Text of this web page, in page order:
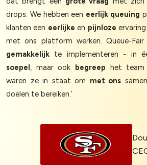
drops. We hebben een eerlijk queuing
klanten een eerlijke en pijnloze
met ons platform werken. Queue-
gemakkelijk te implementeren - in
soepel , maar ook begreep het team
waren ze in staat om met ons
doelen te bereiken.’